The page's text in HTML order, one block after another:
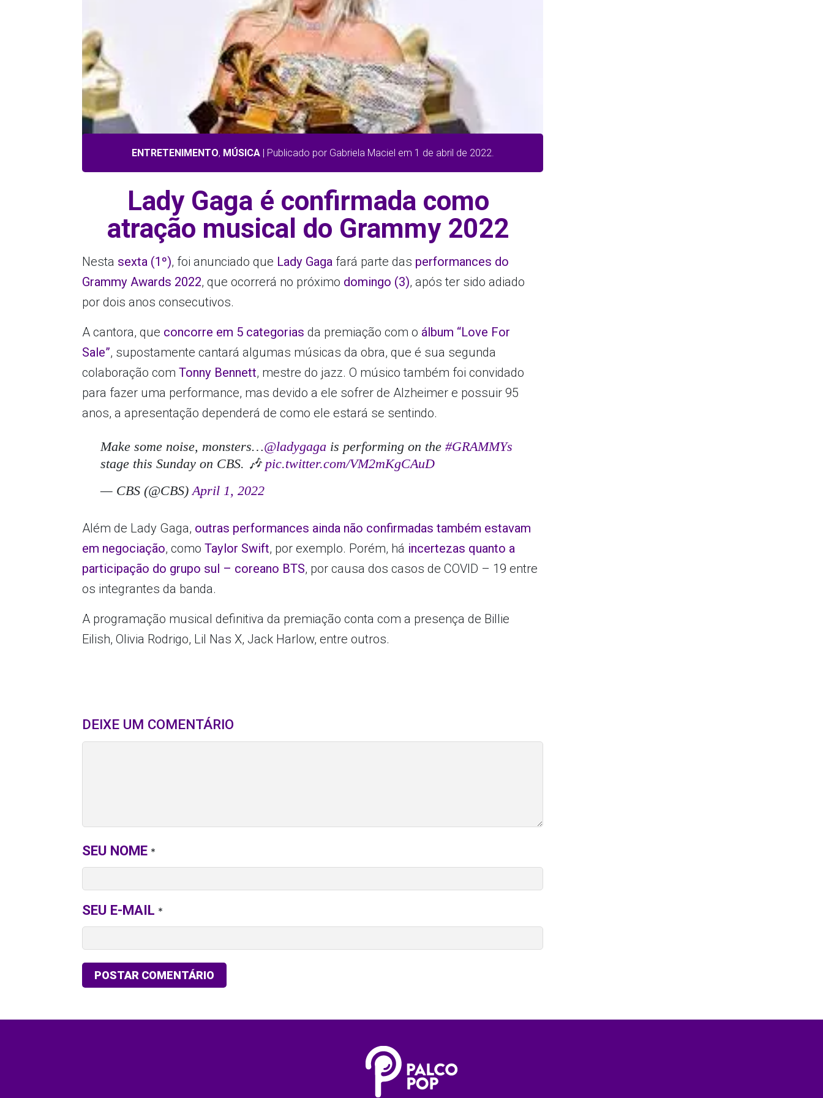
ENTRETENIMENTO, MÚSICA| Publicado por Gabriela Maciel em 1 de abril de 2022.
Lady Gaga é confirmada como
atração musical do Grammy 2022
Nesta sexta (1º), foi anunciado que Lady Gaga fará parte das performances do
Grammy Awards 2022, que ocorrerá no próximo domingo (3), após ter sido adiado
por dois anos consecutivos.
A cantora, que concorre em 5 categorias da premiação com o álbum “Love For
Sale”, supostamente cantará algumas músicas da obra, que é sua segunda
colaboração comTonny Bennett, mestre do jazz. O músico também foi convidado
para fazer uma performance, mas devido a ele sofrer de Alzheimer e possuir 95
anos, a apresentação dependerá de como ele estará se sentindo.
Make some noise, monsters…@ladygaga is performing on the#GRAMMYs
stage this Sunday on CBS. 🎶 pic.twitter.com/VM2mKgCAuD
— CBS (@CBS)April 1, 2022
Além de Lady Gaga, outras performances ainda não confirmadas também estavam
em negociação, comoTaylor Swift, por exemplo. Porém, há incertezas quanto a
participação do grupo sul – coreano BTS, por causa dos casos de COVID – 19 entre
os integrantes da banda.
A programação musical definitiva da premiação conta com a presença de Billie
Eilish, Olivia Rodrigo, Lil Nas X, Jack Harlow, entre outros.
DEIXE UM COMENTÁRIO
SEU NOME *
SEU E-MAIL *